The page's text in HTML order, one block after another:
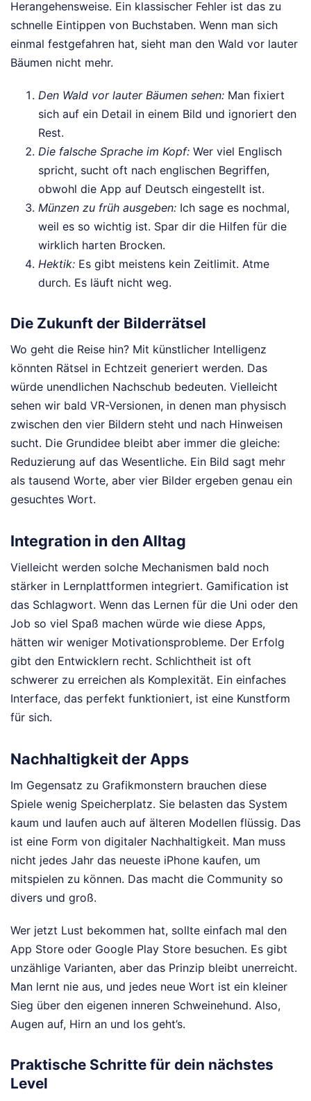
Herangehensweise. Ein klassischer Fehler ist das zu
schnelle Eintippen von Buchstaben. Wenn man sich
einmal festgefahren hat, sieht man den Wald vor lauter
Bäumen nicht mehr.
Den Wald vor lauter Bäumen sehen: Man fixiert
sich auf ein Detail in einem Bild und ignoriert den
Rest.
Die falsche Sprache im Kopf: Wer viel Englisch
spricht, sucht oft nach englischen Begriffen,
obwohl die App auf Deutsch eingestellt ist.
Münzen zu früh ausgeben: Ich sage es nochmal,
weil es so wichtig ist. Spar dir die Hilfen für die
wirklich harten Brocken.
Hektik: Es gibt meistens kein Zeitlimit. Atme
durch. Es läuft nicht weg.
Die Zukunft der Bilderrätsel
Wo geht die Reise hin? Mit künstlicher Intelligenz
könnten Rätsel in Echtzeit generiert werden. Das
würde unendlichen Nachschub bedeuten. Vielleicht
sehen wir bald VR-Versionen, in denen man physisch
zwischen den vier Bildern steht und nach Hinweisen
sucht. Die Grundidee bleibt aber immer die gleiche:
Reduzierung auf das Wesentliche. Ein Bild sagt mehr
als tausend Worte, aber vier Bilder ergeben genau ein
gesuchtes Wort.
Integration in den Alltag
Vielleicht werden solche Mechanismen bald noch
stärker in Lernplattformen integriert. Gamification ist
das Schlagwort. Wenn das Lernen für die Uni oder den
Job so viel Spaß machen würde wie diese Apps,
hätten wir weniger Motivationsprobleme. Der Erfolg
gibt den Entwicklern recht. Schlichtheit ist oft
schwerer zu erreichen als Komplexität. Ein einfaches
Interface, das perfekt funktioniert, ist eine Kunstform
für sich.
Nachhaltigkeit der Apps
Im Gegensatz zu Grafikmonstern brauchen diese
Spiele wenig Speicherplatz. Sie belasten das System
kaum und laufen auch auf älteren Modellen flüssig. Das
ist eine Form von digitaler Nachhaltigkeit. Man muss
nicht jedes Jahr das neueste iPhone kaufen, um
mitspielen zu können. Das macht die Community so
divers und groß.
Wer jetzt Lust bekommen hat, sollte einfach mal den
App Store oder Google Play Store besuchen. Es gibt
unzählige Varianten, aber das Prinzip bleibt unerreicht.
Man lernt nie aus, und jedes neue Wort ist ein kleiner
Sieg über den eigenen inneren Schweinehund. Also,
Augen auf, Hirn an und los geht’s.
Praktische Schritte für dein nächstes
Level